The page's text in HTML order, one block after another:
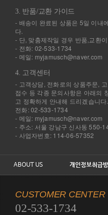
3. 반품/교환 가이드
- 배송이 완료된 상품은 5일 이내
다.
- 단, 맞춤제작일 경우 반품,교환
- 전화: 02-533-1734
- 메일: myjamusch@naver.com
4. 고객센터
- 고객상담, 전화로의 상품주문,
접수 등 각종 문의사항은 아래의
고 정확하게 안내해 드리겠습니다.
전화: 02-533-1734
- 메일: myjamusch@naver.com
- 주소: 서울 강남구 신사동 550-
- 사업자번호: 114-06-57352
ABOUT US 개인정보취급
CUSTOMER CENTER
02-533-1734